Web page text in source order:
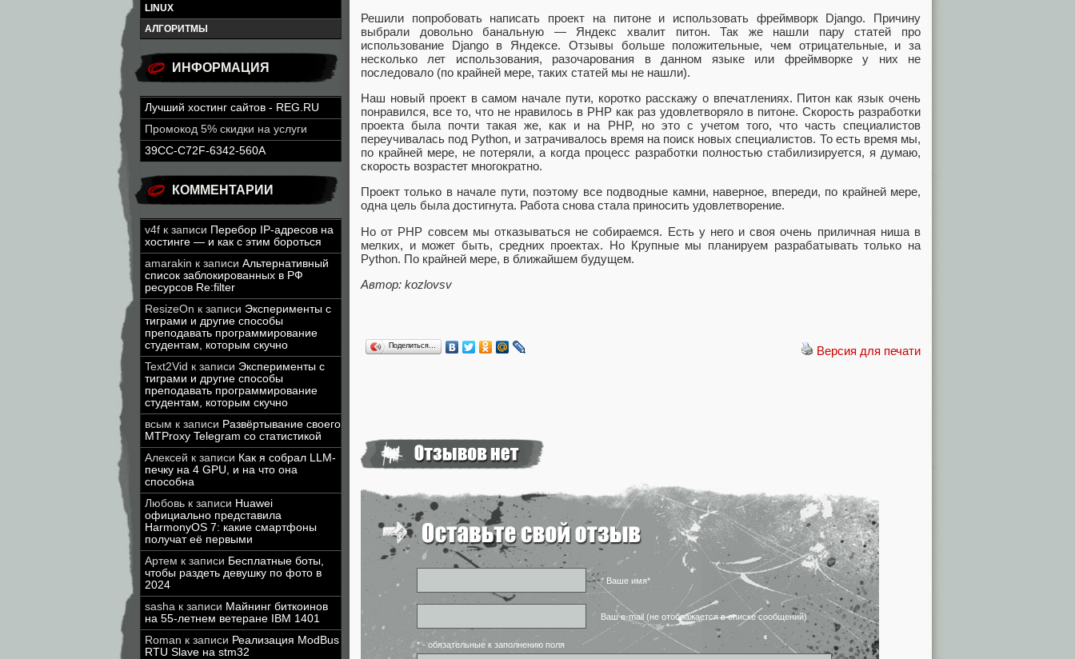
LINUX
АЛГОРИТМЫ
ИНФОРМАЦИЯ
Лучший хостинг сайтов - REG.RU
Промокод 5% скидки на услуги
39CC-C72F-6342-560A
КОММЕНТАРИИ
v4f к записи Перебор IP-адресов на
хостинге — и как с этим бороться
amarakin к записи Альтернативный
список заблокированных в РФ
ресурсов Re:filter
ResizeOn к записи Эксперименты с
тиграми и другие способы
преподавать программирование
студентам, которым скучно
Text2Vid к записи Эксперименты с
тиграми и другие способы
преподавать программирование
студентам, которым скучно
всым к записи Развёртывание своего
MTProxy Telegram со статистикой
Алексей к записи Как я собрал LLM-
печку на 4 GPU, и на что она
способна
Любовь к записи Huawei
официально представила
HarmonyOS 7: какие смартфоны
получат её первыми
Артем к записи Бесплатные боты,
чтобы раздеть девушку по фото в
2024
sasha к записи Майнинг биткоинов
на 55-летнем ветеране IBM 1401
Roman к записи Реализация ModBus
RTU Slave на stm32
Решили попробовать написать проект на питоне и использовать фреймворк Django. Причину
выбрали довольно банальную — Яндекс хвалит питон. Так же нашли пару статей про
использование Django в Яндексе. Отзывы больше положительные, чем отрицательные, и за
несколько лет использования, разочарования в данном языке или фреймворке у них не
последовало (по крайней мере, таких статей мы не нашли).
Наш новый проект в самом начале пути, коротко расскажу о впечатлениях. Питон как язык очень
понравился, все то, что не нравилось в PHP как раз удовлетворяло в питоне. Скорость разработки
проекта была почти такая же, как и на PHP, но это с учетом того, что часть специалистов
переучивалась под Python, и затрачивалось время на поиск новых специалистов. То есть время мы,
по крайней мере, не потеряли, а когда процесс разработки полностью стабилизируется, я думаю,
скорость возрастет многократно.
Проект только в начале пути, поэтому все подводные камни, наверное, впереди, по крайней мере,
одна цель была достигнута. Работа снова стала приносить удовлетворение.
Но от PHP совсем мы отказываться не собираемся. Есть у него и своя очень приличная ниша в
мелких, и может быть, средних проектах. Но Крупные мы планируем разрабатывать только на
Python. По крайней мере, в ближайшем будущем.
Автор: kozlovsv
Версия для печати
Поделиться…
* Ваше имя*
Ваш e-mail (не отображается в списке сообщений)
* - обязательные к заполнению поля